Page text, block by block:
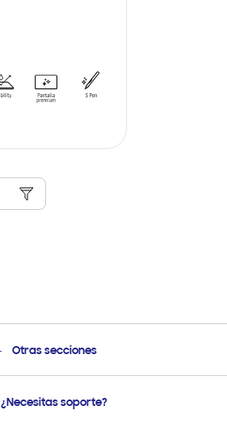
Otras secciones
Soporte
¿Necesitas soporte?